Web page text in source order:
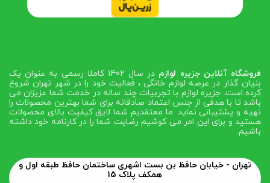
فروشگاه آنلاین جزیره لوازم
در سال 1402 کاملا رسمی به عنوان یک
بنیان گذار در عرصه لوازم خانگی ، فعالیت خود را در شهر تهران شروع
کرده است. جزیره لوازم با تجربیات چند ساله در خدمت شما عزیزان می
باشد تا با هدفی از جنس اعتماد صادقانه برای شما بهترین محصولات را
تهیه و پشتیبانی نماید. ما معتقدیم شما لایق کیفیت بالای محصولات
هستید و برای این امر می کوشیم رضایت شما را در کارنامه خود داشته
باشیم.
تهران - خیابان حافظ بن بست اشهری ساختمان حافظ طبقه اول و
همکف پلاک 15